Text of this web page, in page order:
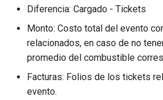
Diferencia: Cargado - Tickets
Monto: Costo total del evento
relacionados, en caso de no
promedio del combustible
Facturas: Folios de los tickets
evento.